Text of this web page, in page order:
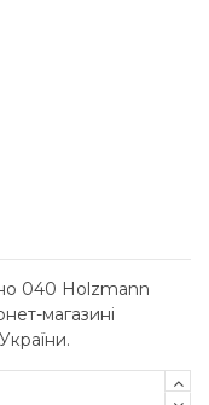
040 Holzmann
магазині